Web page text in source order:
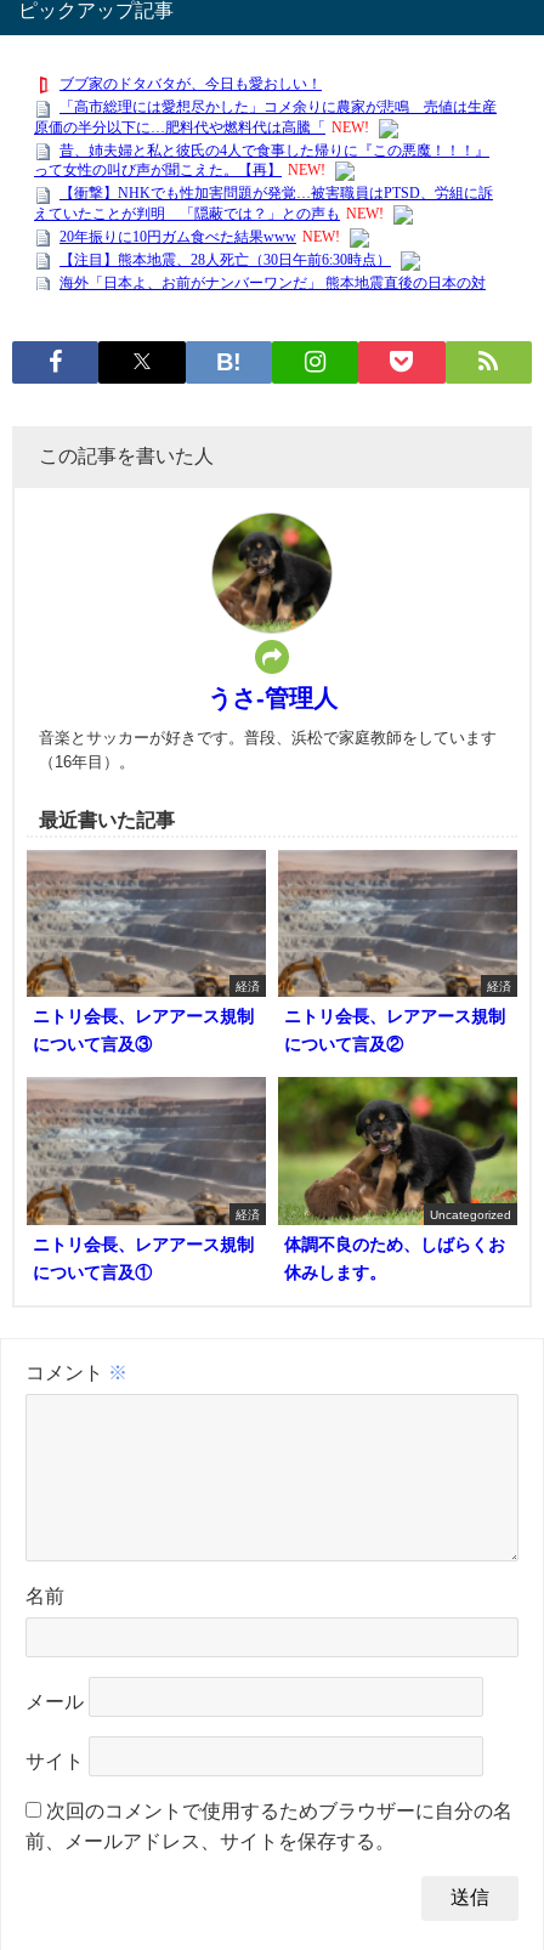
ピックアップ記事
この記事を書いた人
うさ-管理人
音楽とサッカーが好きです。普段、浜松で家庭教師をしています
（16年目）。
最近書いた記事
経済
ニトリ会長、レアアース規制
について言及③
経済
ニトリ会長、レアアース規制
について言及②
経済
ニトリ会長、レアアース規制
について言及①
Uncategorized
体調不良のため、しばらくお
休みします。
コメント ※
名前
メール
サイト
次回のコメントで使用するためブラウザーに自分の名
前、メールアドレス、サイトを保存する。